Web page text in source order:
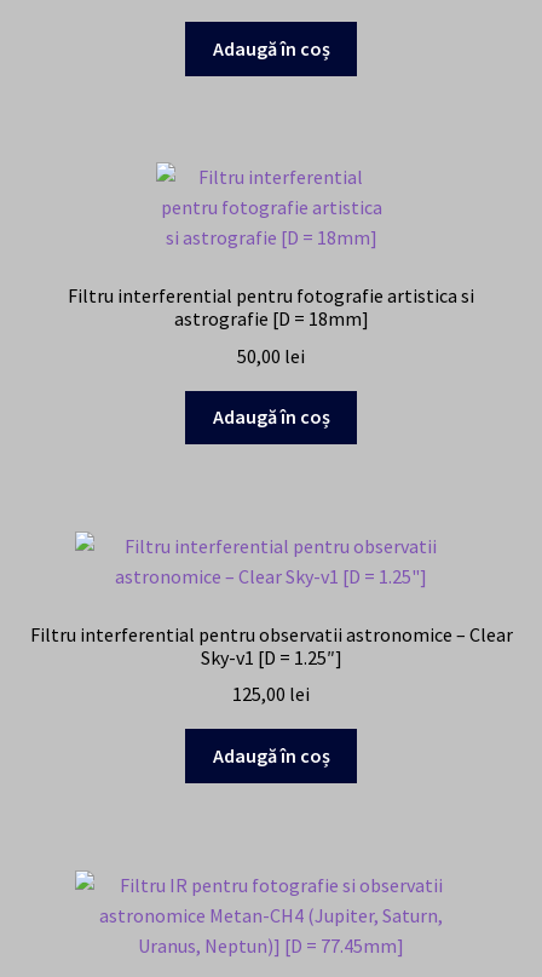
Adaugă în coș
Filtru interferential pentru fotografie artistica si
astrografie [D = 18mm]
50,00 lei
Adaugă în coș
Filtru interferential pentru observatii astronomice – Clear
Sky-v1 [D = 1.25″]
125,00 lei
Adaugă în coș